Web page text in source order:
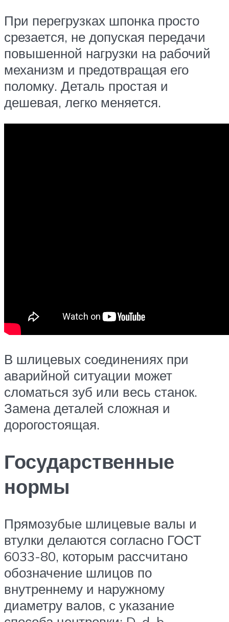
При перегрузках шпонка просто
срезается, не допуская передачи
повышенной нагрузки на рабочий
механизм и предотвращая его
поломку. Деталь простая и
дешевая, легко меняется.
В шлицевых соединениях при
аварийной ситуации может
сломаться зуб или весь станок.
Замена деталей сложная и
дорогостоящая.
Государственные
нормы
Прямозубые шлицевые валы и
втулки делаются согласно ГОСТ
6033-80, которым рассчитано
обозначение шлицов по
внутреннему и наружному
диаметру валов, с указание